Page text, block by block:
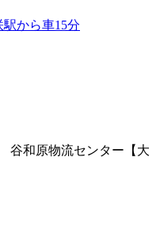
から車15分
和原物流センター【大